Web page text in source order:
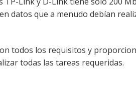
datos que a menudo debían
todos los requisitos y
todas las tareas requeridas.